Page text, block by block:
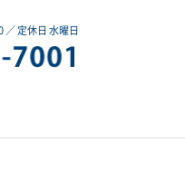
／ 定休日 水曜日